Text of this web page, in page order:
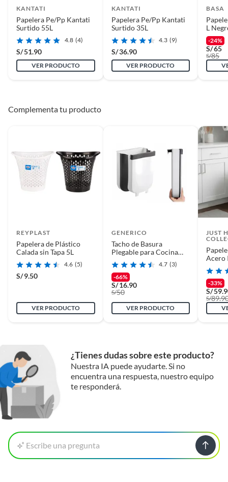
KANTATI
Papelera Pe/Pp Kantati
Surtido 55L
4.8 (4)
S/51.90
VER PRODUCTO
KANTATI
Papelera Pe/Pp Kantati
Surtido 35L
4.3 (9)
S/36.90
VER PRODUCTO
BASA
L
-24%
S/65
S/85
Complementa tu producto
REYPLAST
Papelera de Plástico
Calada sin Tapa 5L
4.6 (5)
S/9.50
VER PRODUCTO
GENERICO
Tacho de Basura
Plegable para Cocina
Papelera
4.7 (3)
-66%
S/ 16.90
S/50
VER PRODUCTO
JUST
Acero
Pedal
-33%
S/
S/
¿Tienes dudas sobre este producto?
Nuestra IA puede ayudarte. Si no
encuentra una respuesta, nuestro equipo
te responderá.
Escribe una pregunta